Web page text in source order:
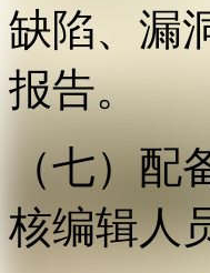
缺陷、漏
报告。
（七）
核编辑人